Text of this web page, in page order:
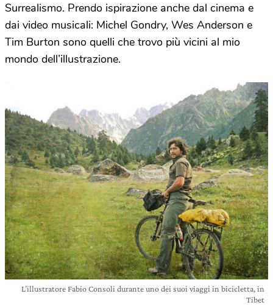
Surrealismo. Prendo ispirazione anche dal cinema e
dai video musicali: Michel Gondry, Wes Anderson e
Tim Burton sono quelli che trovo più vicini al mio
mondo dell’illustrazione.
L’illustratore Fabio Consoli durante uno dei suoi viaggi in bicicletta, in
Tibet